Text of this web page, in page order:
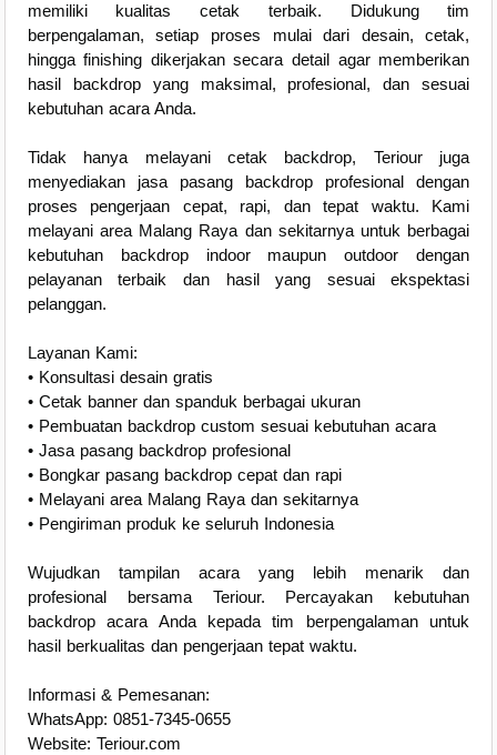
memiliki kualitas cetak terbaik. Didukung tim
berpengalaman, setiap proses mulai dari desain, cetak,
hingga finishing dikerjakan secara detail agar memberikan
hasil backdrop yang maksimal, profesional, dan sesuai
kebutuhan acara Anda.
Tidak hanya melayani cetak backdrop, Teriour juga
menyediakan jasa pasang backdrop profesional dengan
proses pengerjaan cepat, rapi, dan tepat waktu. Kami
melayani area Malang Raya dan sekitarnya untuk berbagai
kebutuhan backdrop indoor maupun outdoor dengan
pelayanan terbaik dan hasil yang sesuai ekspektasi
pelanggan.
Layanan Kami:
• Konsultasi desain gratis
• Cetak banner dan spanduk berbagai ukuran
• Pembuatan backdrop custom sesuai kebutuhan acara
• Jasa pasang backdrop profesional
• Bongkar pasang backdrop cepat dan rapi
• Melayani area Malang Raya dan sekitarnya
• Pengiriman produk ke seluruh Indonesia
Wujudkan tampilan acara yang lebih menarik dan
profesional bersama Teriour. Percayakan kebutuhan
backdrop acara Anda kepada tim berpengalaman untuk
hasil berkualitas dan pengerjaan tepat waktu.
Informasi & Pemesanan:
WhatsApp: 0851-7345-0655
Website: Teriour.com